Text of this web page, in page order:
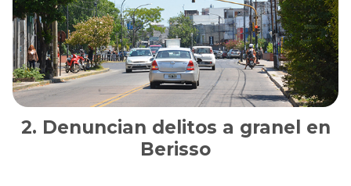
Denuncian delitos a granel en
Berisso